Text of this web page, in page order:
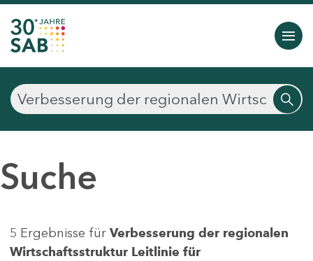
Suche
5 Ergebnisse für Verbesserung der regionalen
Wirtschaftsstruktur Leitlinie für